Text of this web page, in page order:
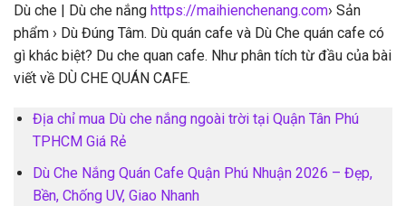
Dù che | Dù che nắng https://maihienchenang.com› Sản
phẩm › Dù Đúng Tâm. Dù quán cafe và Dù Che quán cafe có
gì khác biệt? Du che quan cafe. Như phân tích từ đầu của bài
viết về DÙ CHE QUÁN CAFE.
Địa chỉ mua Dù che nắng ngoài trời tại Quận Tân Phú
TPHCM Giá Rẻ
Dù Che Nắng Quán Cafe Quận Phú Nhuận 2026 – Đẹp,
Bền, Chống UV, Giao Nhanh